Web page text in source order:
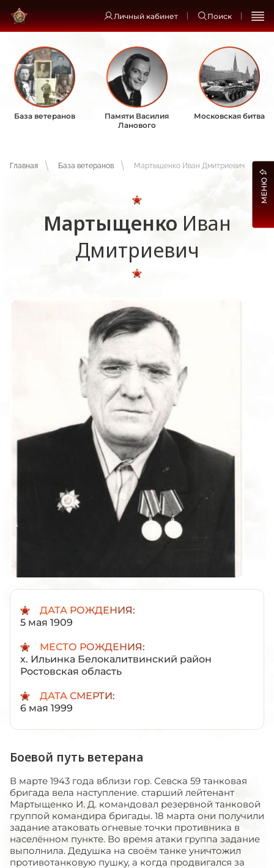
Личный кабинет Поиск
База ветеранов
Памяти Василия
Ланового
Московская битва
Главная База ветеранов Мартыщенко Иван Дмитриевич
Мартыщенко Иван
Дмитриевич
ДАТА РОЖДЕНИЯ:
5 мая 1909
МЕСТО РОЖДЕНИЯ:
х. Ильинка Белокалитвинский район
Ростовская область
ДАТА СМЕРТИ:
6 мая 1999
Боевой путь ветерана
В марте 1943 года вблизи гор. Севска 59 танковая
бригада вела наступление. старший лейтенант
Мартыщенко И. Д. командовал резервной танковой
группой командира бригады. 18 марта они получили
задание атаковать огневые точки противника в
населённом пункте. Во время атаки группа задание
выполнила. Дедушка на своём танке уничтожил
противотанковую пушку, а когда продвигался за
МЕНЮ